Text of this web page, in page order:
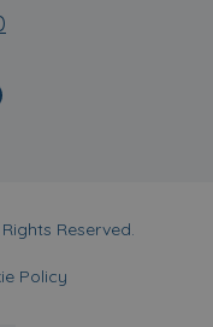
Reserved.
Policy